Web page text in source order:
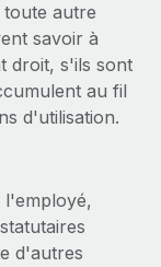
autre
savoir à
droit, s'ils sont
au fil
d'utilisation.
l'employé,
d'autres